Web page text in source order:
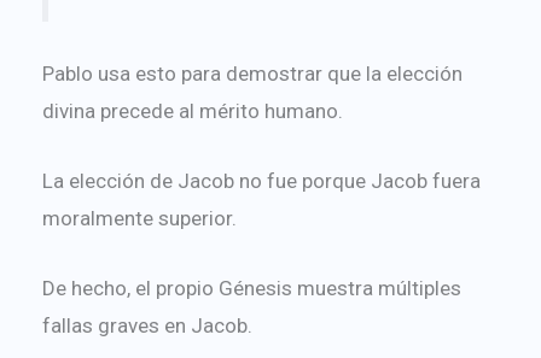
Pablo usa esto para demostrar que la elección
divina precede al mérito humano.
La elección de Jacob no fue porque Jacob fuera
moralmente superior.
De hecho, el propio Génesis muestra múltiples
fallas graves en Jacob.